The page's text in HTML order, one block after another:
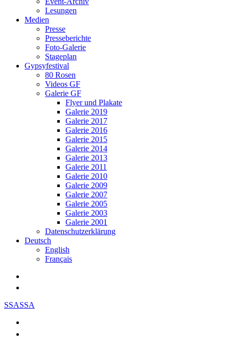
Lesungen
Medien
Presse
Presseberichte
Foto-Galerie
Stageplan
Gypsyfestival
80 Rosen
Videos GF
Galerie GF
Flyer und Plakate
Galerie 2019
Galerie 2017
Galerie 2016
Galerie 2015
Galerie 2014
Galerie 2013
Galerie 2011
Galerie 2010
Galerie 2009
Galerie 2007
Galerie 2005
Galerie 2003
Galerie 2001
Datenschutzerklärung
Deutsch
English
Français
SSASSA